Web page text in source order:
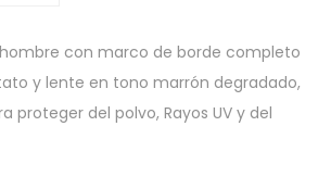
con marco de borde completo
y lente en tono marrón degradado,
proteger del polvo, Rayos UV y del